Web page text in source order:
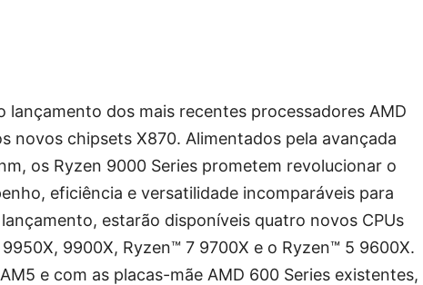
lançamento dos mais recentes processadores AMD
novos chipsets X870. Alimentados pela avançada
os Ryzen 9000 Series prometem revolucionar o
eficiência e versatilidade incomparáveis para
estarão disponíveis quatro novos CPUs
9900X, Ryzen™ 7 9700X e o Ryzen™ 5 9600X.
e com as placas-mãe AMD 600 Series existentes,